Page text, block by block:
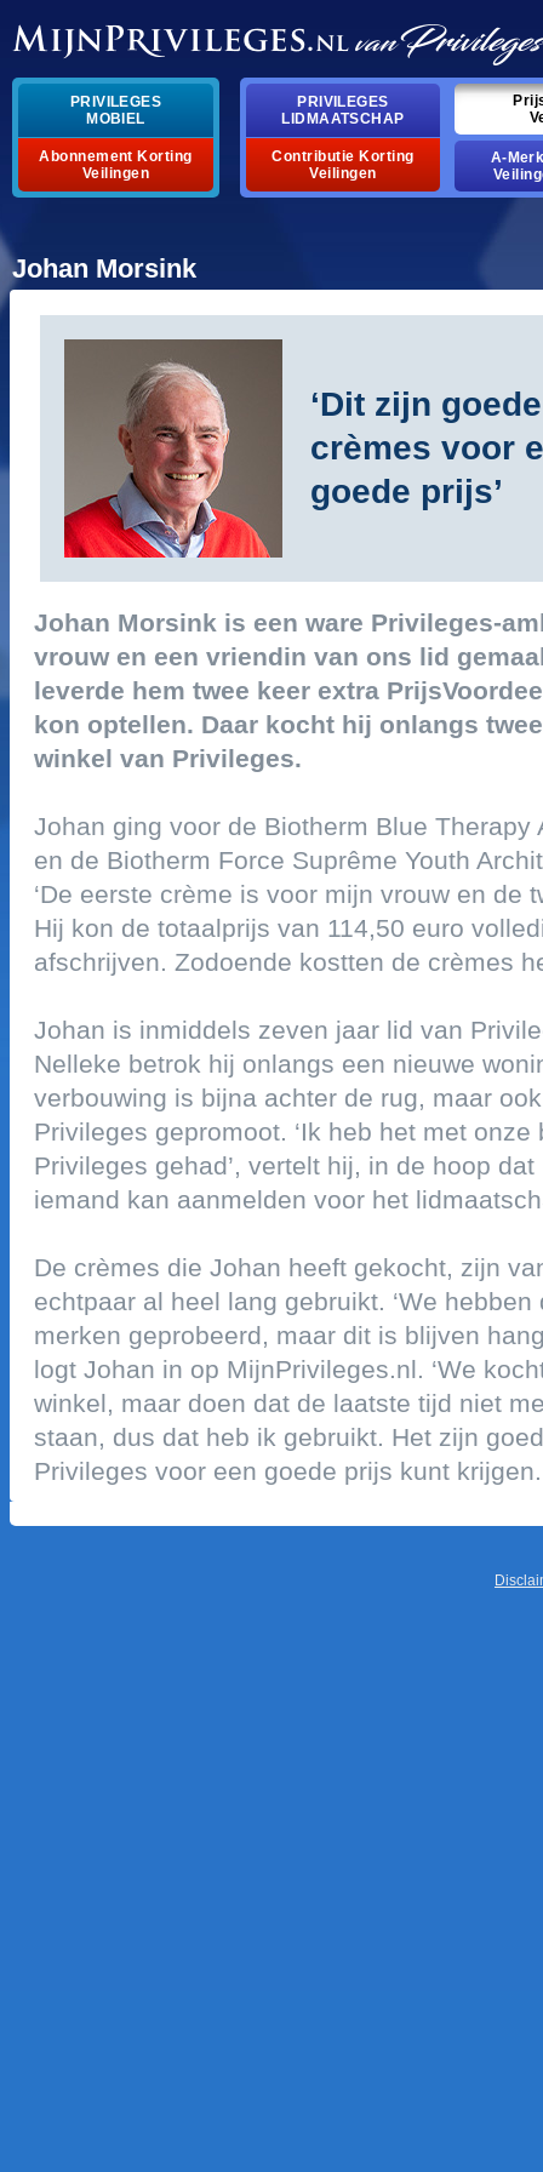
privileges
mobiel
abonnement korting
veilingen
privileges
lidmaatschap
contributie korting
veilingen
a-
johan morsink
‘dit zijn goede
crèmes voor
goede prijs’
johan morsink is een ware privileges-
vrouw en een vriendin van ons lid
leverde hem twee keer extra
kon optellen. daar kocht hij onlangs
winkel van privileges.
johan ging voor de biotherm blue therapy
en de biotherm force suprême youth
‘de eerste crème is voor mijn vrouw en de
hij kon de totaalprijs van 114,50 euro
afschrijven. zodoende kostten de crèmes
johan is inmiddels zeven jaar lid van
nelleke betrok hij onlangs een nieuwe
verbouwing is bijna achter de rug, maar
privileges gepromoot. ‘ik heb het met
privileges gehad’, vertelt hij, in de hoop
iemand kan aanmelden voor het
de crèmes die johan heeft gekocht, zijn
echtpaar al heel lang gebruikt. ‘we
merken geprobeerd, maar dit is blijven
logt johan in op mijnprivileges.nl. ‘we
winkel, maar doen dat de laatste tijd niet
staan, dus dat heb ik gebruikt. het zijn
privileges voor een goede prijs kunt